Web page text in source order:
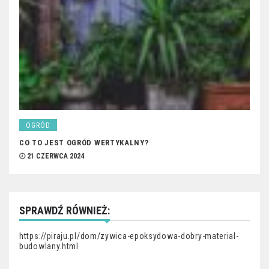
OGRÓD
CO TO JEST OGRÓD WERTYKALNY?
21 CZERWCA 2024
SPRAWDŹ RÓWNIEŻ:
https://piraju.pl/dom/zywica-epoksydowa-dobry-material-
budowlany.html